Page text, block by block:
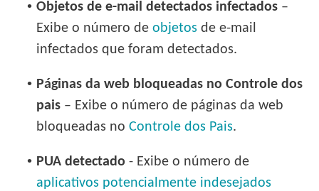
• Objetos de e-mail detectados infectados –
Exibe o número deobjetos de e-mail
infectados que foram detectados.
• Páginas da web bloqueadas no Controle dos
pais – Exibe o número de páginas da web
bloqueadas noControle dos Pais.
• PUA detectado - Exibe o número de
aplicativos potencialmente indesejados